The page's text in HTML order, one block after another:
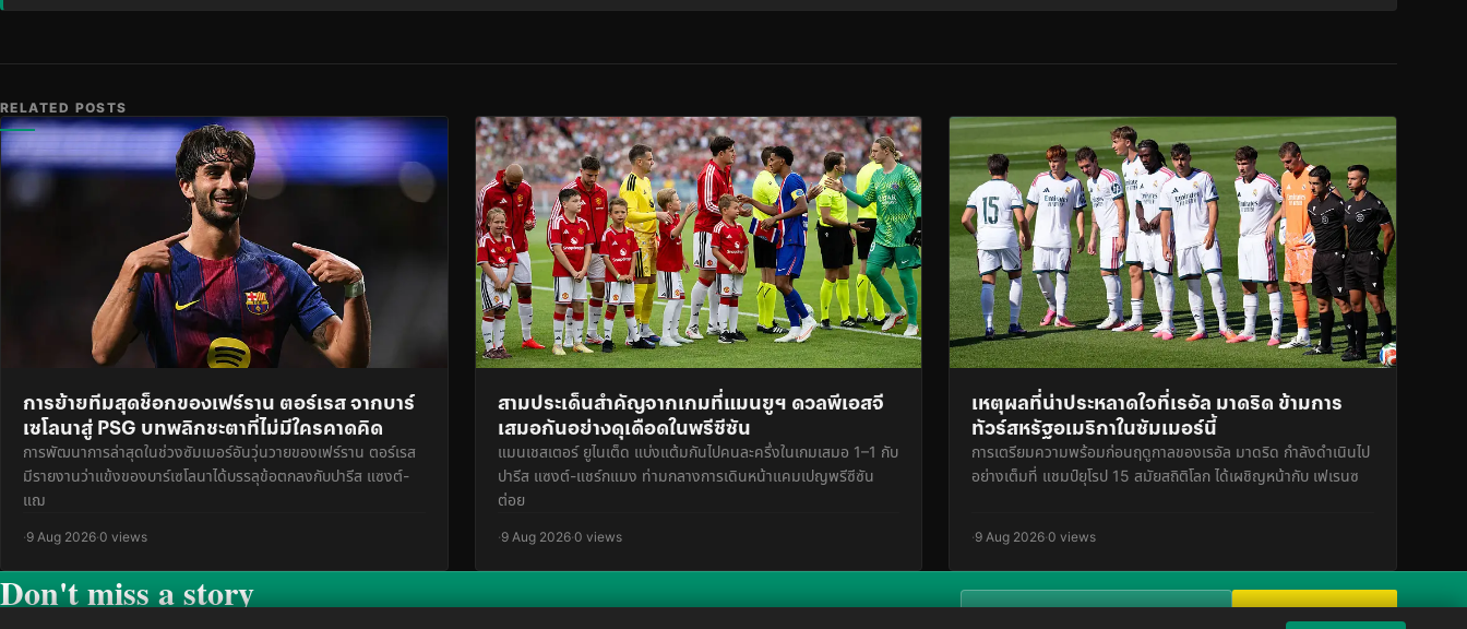
RELATED POSTS
การย้ายทีมสุดช็อกของเฟร์ราน ตอร์เรส จากบาร์
เซโลนาสู่ PSG บทพลิกชะตาที่ไม่มีใครคาดคิด
การพัฒนาการล่าสุดในช่วงซัมเมอร์อันวุ่นวายของเฟร์ราน ตอร์เรส
มีรายงานว่าแข้งของบาร์เซโลนาได้บรรลุข้อตกลงกับปารีส แซงต์-
แฌ
·9 Aug 2026·0 views
สามประเด็นสำคัญจากเกมที่แมนยูฯ ดวลพีเอสจี
เสมอกันอย่างดุเดือดในพรีซีซัน
แมนเชสเตอร์ ยูไนเต็ด แบ่งแต้มกันไปคนละครึ่งในเกมเสมอ 1–1 กับ
ปารีส แซงต์-แชร์กแมง ท่ามกลางการเดินหน้าแคมเปญพรีซีซัน
ต่อย
·9 Aug 2026·0 views
เหตุผลที่น่าประหลาดใจที่เรอัล มาดริด ข้ามการ
ทัวร์สหรัฐอเมริกาในซัมเมอร์นี้
การเตรียมความพร้อมก่อนฤดูกาลของเรอัล มาดริด กำลังดำเนินไป
อย่างเต็มที่ แชมป์ยุโรป 15 สมัยสถิติโลก ได้เผชิญหน้ากับ เฟเรนซ
·9 Aug 2026·0 views
Don't miss a story Subscribe now